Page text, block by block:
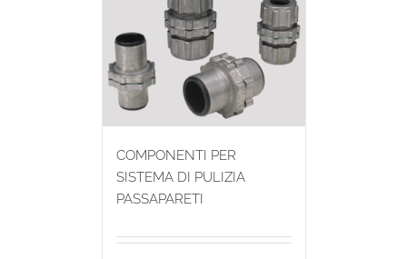
COMPONENTI PER
SISTEMA DI PULIZIA
PASSAPARETI